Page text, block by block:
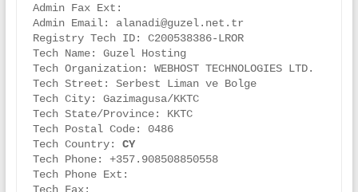
Admin Fax Ext:
Admin Email: alanadi@guzel.net.tr
Registry Tech ID: C200538386-LROR
Tech Name: Guzel Hosting
Tech Organization: WEBHOST TECHNOLOGIES LTD.
Tech Street: Serbest Liman ve Bolge
Tech City: Gazimagusa/KKTC
Tech State/Province: KKTC
Tech Postal Code: 0486
Tech Country: CY
Tech Phone: +357.908508850558
Tech Phone Ext: